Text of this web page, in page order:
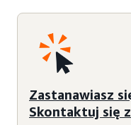
Zastanawiasz
Skontaktuj się z